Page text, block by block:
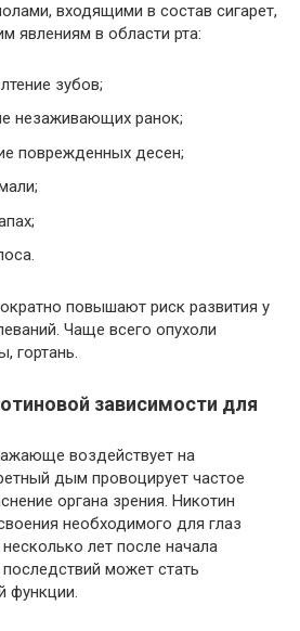
входящими в состав сигарет,
явлениям в области рта:
зубов;
незаживающих ранок;
поврежденных десен;
повышают риск развития у
Чаще всего опухоли
гортань.
зависимости для
воздействует на
дым провоцирует частое
органа зрения. Никотин
необходимого для глаз
лет после начала
может стать
функции.